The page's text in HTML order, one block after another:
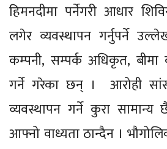
हिमनदीमा पर्नेगरी आधार
लगेर व्यवस्थापन गर्नुपर्ने
कम्पनी, सम्पर्क अधिकृत, बीमा
गर्ने गरेका छन् । आरोही
व्यवस्थापन गर्ने कुरा
आफ्नो वाध्यता ठान्दैन ।